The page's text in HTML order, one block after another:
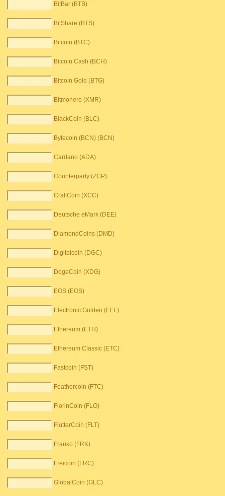
BitBar (BTB)
BitShare (BTS)
Bitcoin (BTC)
Bitcoin Cash (BCH)
Bitcoin Gold (BTG)
Bitmonero (XMR)
BlackCoin (BLC)
Bytecoin (BCN) (BCN)
Cardano (ADA)
Counterparty (ZCP)
CraftCoin (XCC)
Deutsche eMark (DEE)
DiamondCoins (DMD)
Digitalcoin (DGC)
DogeCoin (XDG)
EOS (EOS)
Electronic Gulden (EFL)
Ethereum (ETH)
Ethereum Classic (ETC)
Fastcoin (FST)
Feathercoin (FTC)
FlorinCoin (FLO)
FlutterCoin (FLT)
Franko (FRK)
Freicoin (FRC)
GlobalCoin (GLC)